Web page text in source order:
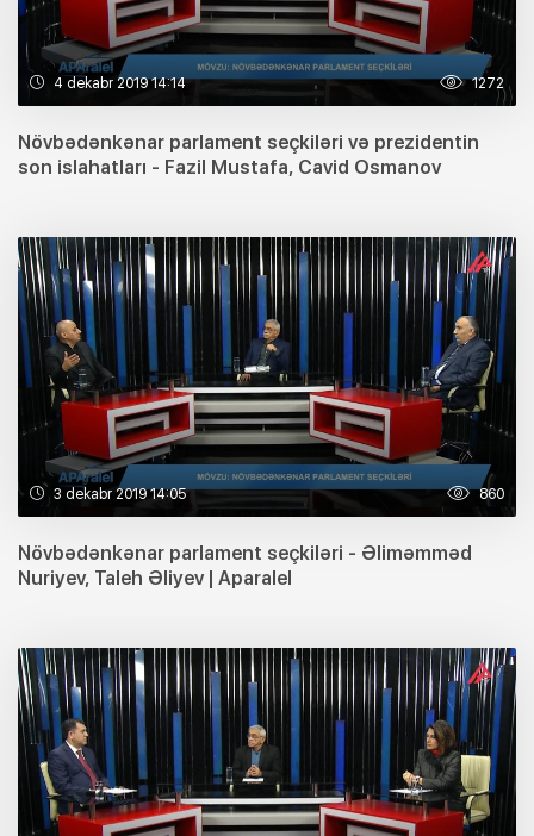
4 dekabr 2019 14:14 1272
Növbədənkənar parlament seçkiləri və prezidentin
son islahatları - Fazil Mustafa, Cavid Osmanov
3 dekabr 2019 14:05 860
Növbədənkənar parlament seçkiləri - Əliməmməd
Nuriyev, Taleh Əliyev | Aparalel